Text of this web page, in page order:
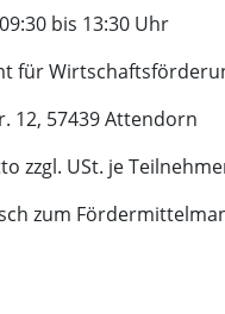
bis 13:30 Uhr
für
12, 57439 Attendorn
zzgl. USt. je
zum